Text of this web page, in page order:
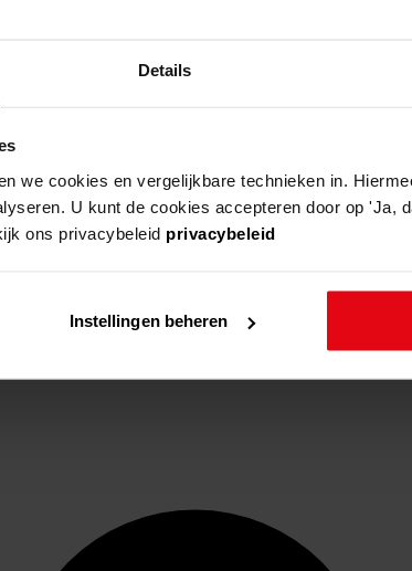
Details
we cookies en vergelijkbare technieken in.
U kunt de cookies accepteren door op 'Ja,
ons privacybeleid privacybeleid
Instellingen beheren